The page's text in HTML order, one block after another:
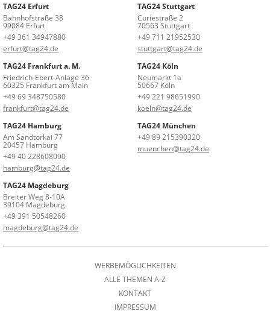
TAG24 Erfurt
Bahnhofstraße 38
99084 Erfurt
+49 361 34947880
erfurt@tag24.de
TAG24 Stuttgart
Curiestraße 2
70563 Stuttgart
+49 711 21952530
stuttgart@tag24.de
TAG24 Frankfurt a. M.
Friedrich-Ebert-Anlage 36
60325 Frankfurt am Main
+49 69 348750580
frankfurt@tag24.de
TAG24 Köln
Neumarkt 1a
50667 Köln
+49 221 98651990
koeln@tag24.de
TAG24 Hamburg
Am Sandtorkai 77
20457 Hamburg
+49 40 228608090
hamburg@tag24.de
TAG24 München
+49 89 215390320
muenchen@tag24.de
TAG24 Magdeburg
Breiter Weg 8-10A
39104 Magdeburg
+49 391 50548260
magdeburg@tag24.de
WERBEMÖGLICHKEITEN
ALLE THEMEN A-Z
KONTAKT
IMPRESSUM